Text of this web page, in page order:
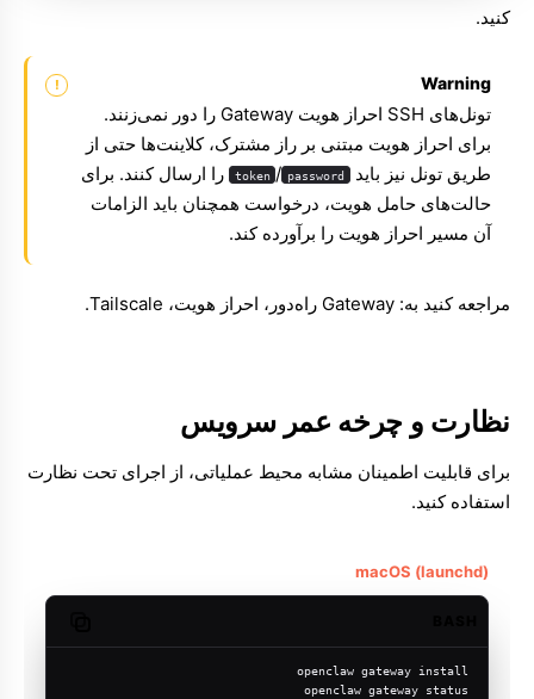
کنید.
Warning
تونل‌های SSH احراز هویت Gateway را دور نمی‌زنند.
برای احراز هویت مبتنی بر راز مشترک، کلاینت‌ها حتی از
طریق تونل نیز باید
token / password
را ارسال کنند. برای
حالت‌های حامل هویت، درخواست همچنان باید الزامات
آن مسیر احراز هویت را برآورده کند.
مراجعه کنید به: Gateway راه‌دور ، احراز هویت، Tailscale
.
نظارت و چرخه عمر سرویس
برای قابلیت اطمینان مشابه محیط عملیاتی، از اجرای تحت نظارت
استفاده کنید.
macOS (launchd)
openclaw gateway install
openclaw gateway status